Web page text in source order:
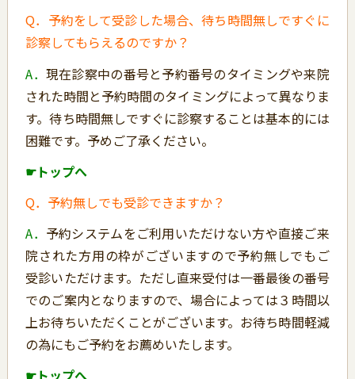
Q．予約をして受診した場合、待ち時間無しですぐに
診察してもらえるのですか？
A． 現在診察中の番号と予約番号のタイミングや来院
された時間と予約時間のタイミングによって異なりま
す。待ち時間無しですぐに診察することは基本的には
困難です。予めご了承ください。
☛トップへ
Q．予約無しでも受診できますか？
A． 予約システムをご利用いただけない方や直接ご来
院された方用の枠がございますので予約無しでもご
受診いただけます。ただし直来受付は一番最後の番号
でのご案内となりますので、場合によっては３時間以
上お待ちいただくことがございます。お待ち時間軽減
の為にもご予約をお薦めいたします。